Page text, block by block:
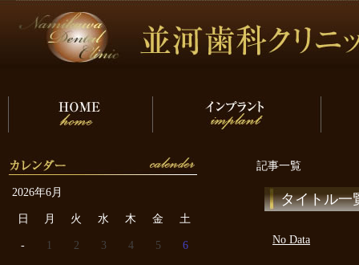
記事一覧
タイトル一
No Data
2026年6月
日 月 火 水 木 金 土
- 1 2 3 4 5 6